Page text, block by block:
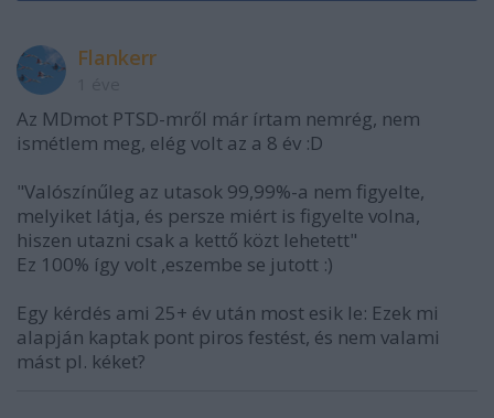
Flankerr
Az MDmot PTSD-mről már írtam nemrég, nem
ismétlem meg, elég volt az a 8 év :D
"Valószínűleg az utasok 99,99%-a nem figyelte,
melyiket látja, és persze miért is figyelte volna,
hiszen utazni csak a kettő közt lehetett"
Ez 100% így volt ,eszembe se jutott :)
Egy kérdés ami 25+ év után most esik le: Ezek mi
alapján kaptak pont piros festést, és nem valami
mást pl. kéket?